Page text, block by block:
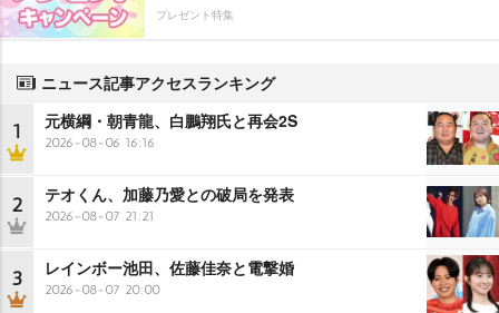
プレゼント特集
ニュース記事アクセスランキング
1 元横綱・朝青龍、白鵬翔氏と再会2S
2026-08-06 16:16
2 テオくん、加藤乃愛との破局を発表
2026-08-07 21:21
3 レインボー池田、佐藤佳奈と電撃婚
2026-08-07 20:00